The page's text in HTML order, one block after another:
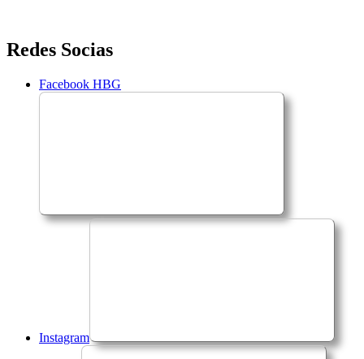
Saltar
para
conteúdo
Redes Socias
Facebook HBG
Instagram